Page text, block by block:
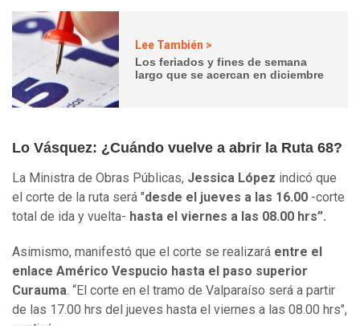
Lee También >
Los feriados y fines de semana
largo que se acercan en diciembre
Lo Vásquez: ¿Cuándo vuelve a abrir la Ruta 68?
La Ministra de Obras Públicas, Jessica López indicó que
el corte de la ruta será "desde el jueves a las 16.00 -corte
total de ida y vuelta- hasta el viernes a las 08.00 hrs”.
Asimismo, manifestó que el corte se realizará entre el
enlace Américo Vespucio hasta el paso superior
Curauma. “El corte en el tramo de Valparaíso será a partir
de las 17.00 hrs del jueves hasta el viernes a las 08.00 hrs",